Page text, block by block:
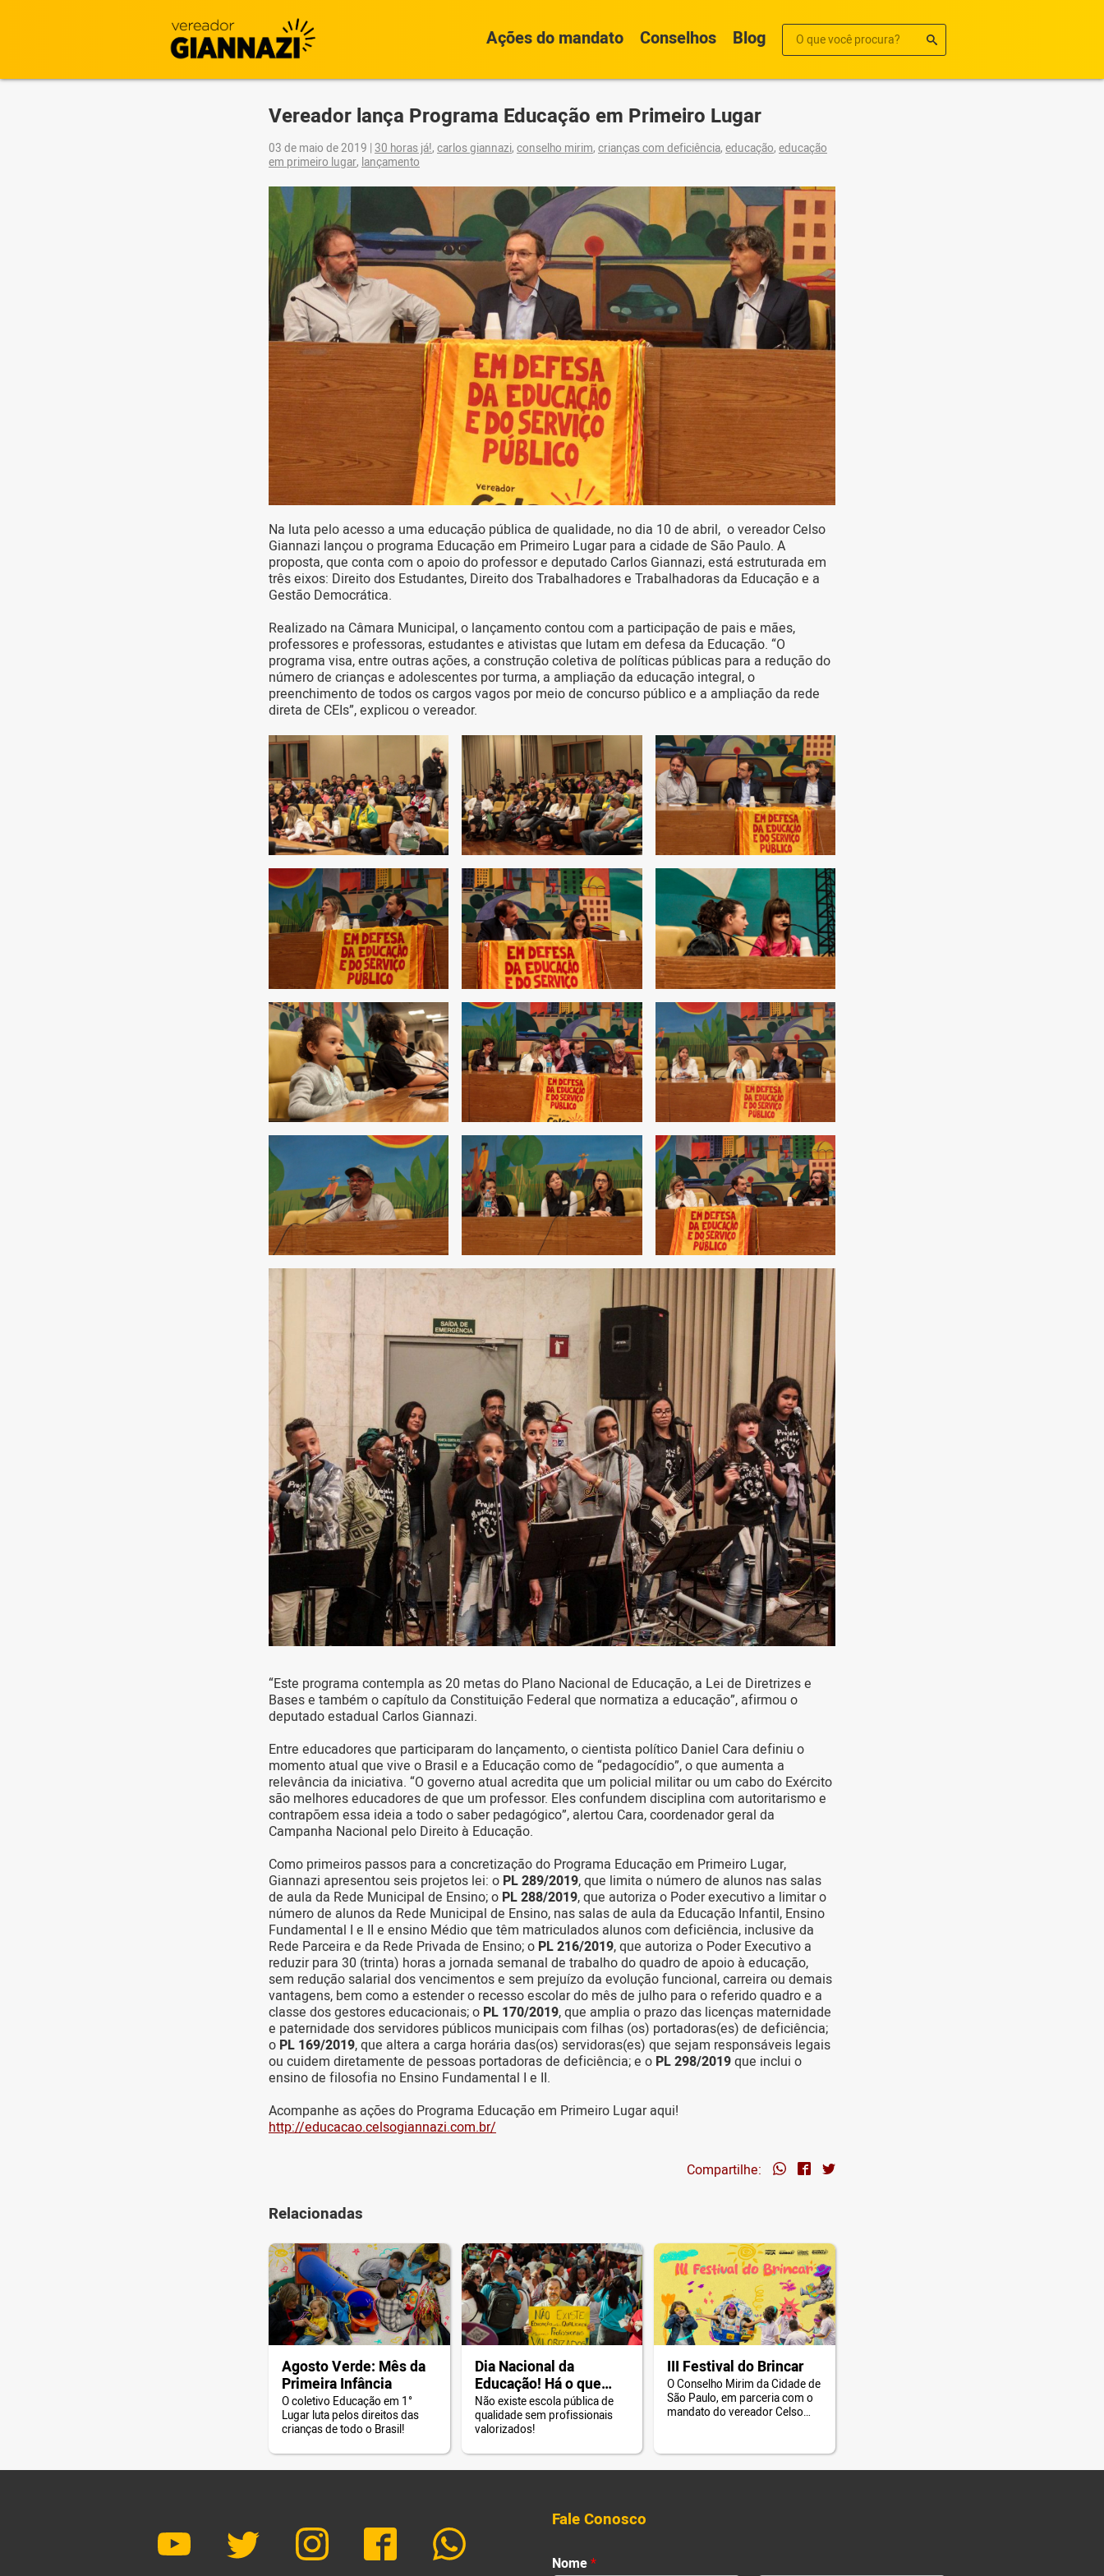
Ações do mandato Conselhos Blog
Vereador lança Programa Educação em Primeiro Lugar
03 de maio de 2019 | 30 horas já!, carlos giannazi, conselho mirim, crianças com deficiência, educação, educação
em primeiro lugar, lançamento
Na luta pelo acesso a uma educação pública de qualidade, no dia 10 de abril, o vereador Celso
Giannazi lançou o programa Educação em Primeiro Lugar para a cidade de São Paulo. A
proposta, que conta com o apoio do professor e deputado Carlos Giannazi, está estruturada em
três eixos: Direito dos Estudantes, Direito dos Trabalhadores e Trabalhadoras da Educação e a
Gestão Democrática.
Realizado na Câmara Municipal, o lançamento contou com a participação de pais e mães,
professores e professoras, estudantes e ativistas que lutam em defesa da Educação. “O
programa visa, entre outras ações, a construção coletiva de políticas públicas para a redução do
número de crianças e adolescentes por turma, a ampliação da educação integral, o
preenchimento de todos os cargos vagos por meio de concurso público e a ampliação da rede
direta de CEIs”, explicou o vereador.
“Este programa contempla as 20 metas do Plano Nacional de Educação, a Lei de Diretrizes e
Bases e também o capítulo da Constituição Federal que normatiza a educação”, afirmou o
deputado estadual Carlos Giannazi.
Entre educadores que participaram do lançamento, o cientista político Daniel Cara definiu o
momento atual que vive o Brasil e a Educação como de “pedagocídio”, o que aumenta a
relevância da iniciativa. “O governo atual acredita que um policial militar ou um cabo do Exército
são melhores educadores de que um professor. Eles confundem disciplina com autoritarismo e
contrapõem essa ideia a todo o saber pedagógico”, alertou Cara, coordenador geral da
Campanha Nacional pelo Direito à Educação.
Como primeiros passos para a concretização do Programa Educação em Primeiro Lugar,
Giannazi apresentou seis projetos lei: o PL 289/2019, que limita o número de alunos nas salas
de aula da Rede Municipal de Ensino; o PL 288/2019, que autoriza o Poder executivo a limitar o
número de alunos da Rede Municipal de Ensino, nas salas de aula da Educação Infantil, Ensino
Fundamental I e II e ensino Médio que têm matriculados alunos com deficiência, inclusive da
Rede Parceira e da Rede Privada de Ensino; o PL 216/2019, que autoriza o Poder Executivo a
reduzir para 30 (trinta) horas a jornada semanal de trabalho do quadro de apoio à educação,
sem redução salarial dos vencimentos e sem prejuízo da evolução funcional, carreira ou demais
vantagens, bem como a estender o recesso escolar do mês de julho para o referido quadro e a
classe dos gestores educacionais; o PL 170/2019, que amplia o prazo das licenças maternidade
e paternidade dos servidores públicos municipais com filhas (os) portadoras(es) de deficiência;
o PL 169/2019, que altera a carga horária das(os) servidoras(es) que sejam responsáveis legais
ou cuidem diretamente de pessoas portadoras de deficiência; e o PL 298/2019que inclui o
ensino de filosofia no Ensino Fundamental I e II.
Acompanhe as ações do Programa Educação em Primeiro Lugar aqui!
http://educacao.celsogiannazi.com.br/
Compartilhe:
Relacionadas
Agosto Verde: Mês da
Primeira Infância
O coletivo Educação em 1°
Lugar luta pelos direitos das
crianças de todo o Brasil!
Dia Nacional da
Educação! Há o que
comemorar?
Não existe escola pública de
qualidade sem profissionais
valorizados!
III Festival do Brincar
O Conselho Mirim da Cidade de
São Paulo, em parceria com o
mandato do vereador Celso
Municipal de São Paulo.
Fale Conosco
Nome*